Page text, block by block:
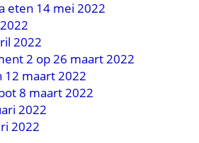
eten 14 mei 2022
2022
2 op 26 maart 2022
maart 2022
8 maart 2022
2022
2022